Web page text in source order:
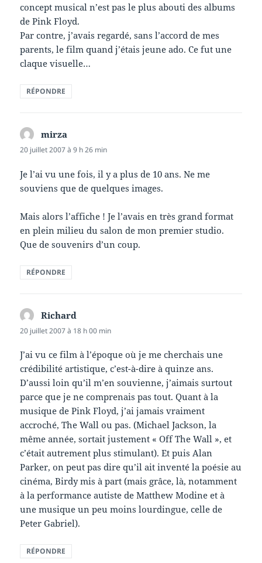
concept musical n’est pas le plus abouti des albums
de Pink Floyd.
Par contre, j’avais regardé, sans l’accord de mes
parents, le film quand j’étais jeune ado. Ce fut une
claque visuelle…
RÉPONDRE
mirza
20 juillet 2007 à 9 h 26 min
Je l’ai vu une fois, il y a plus de 10 ans. Ne me
souviens que de quelques images.
Mais alors l’affiche ! Je l’avais en très grand format
en plein milieu du salon de mon premier studio.
Que de souvenirs d’un coup.
RÉPONDRE
Richard
20 juillet 2007 à 18 h 00 min
J’ai vu ce film à l’époque où je me cherchais une
crédibilité artistique, c’est-à-dire à quinze ans.
D’aussi loin qu’il m’en souvienne, j’aimais surtout
parce que je ne comprenais pas tout. Quant à la
musique de Pink Floyd, j’ai jamais vraiment
accroché, The Wall ou pas. (Michael Jackson, la
même année, sortait justement « Off The Wall », et
c’était autrement plus stimulant). Et puis Alan
Parker, on peut pas dire qu’il ait inventé la poésie au
cinéma, Birdy mis à part (mais grâce, là, notamment
à la performance autiste de Matthew Modine et à
une musique un peu moins lourdingue, celle de
Peter Gabriel).
RÉPONDRE